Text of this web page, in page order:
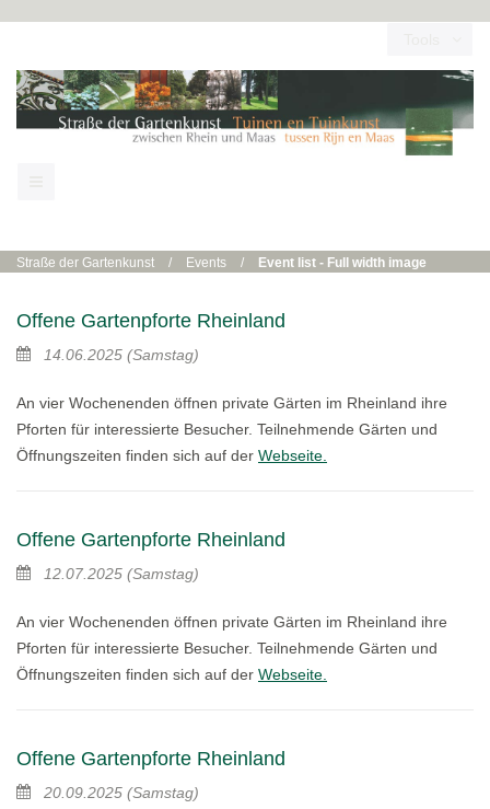
Straße der Gartenkunst / Events / Event list - Full width image
Offene Gartenpforte Rheinland
14.06.2025 (Samstag)
An vier Wochenenden öffnen private Gärten im Rheinland ihre
Pforten für interessierte Besucher. Teilnehmende Gärten und
Öffnungszeiten finden sich auf der Webseite.
Offene Gartenpforte Rheinland
12.07.2025 (Samstag)
An vier Wochenenden öffnen private Gärten im Rheinland ihre
Pforten für interessierte Besucher. Teilnehmende Gärten und
Öffnungszeiten finden sich auf der Webseite.
Offene Gartenpforte Rheinland
20.09.2025 (Samstag)